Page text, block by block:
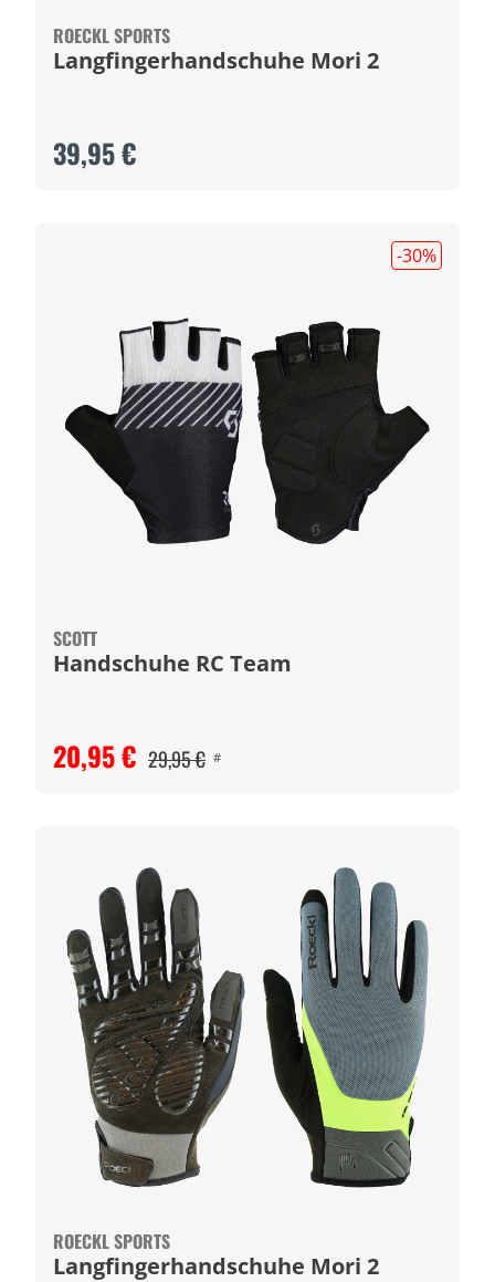
ROECKL SPORTS
Langfingerhandschuhe Mori 2
39,95 €
-30%
SCOTT
Handschuhe RC Team
20,95 € 29,95 € #
ROECKL SPORTS
Langfingerhandschuhe Mori 2